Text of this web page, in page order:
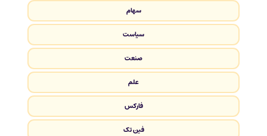
سهام
سیاست
صنعت
علم
فارکس
فین تک